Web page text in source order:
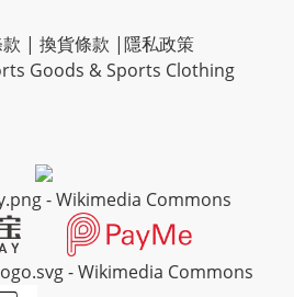
| 換貨條款 |隱私政策
Goods & Sports Clothing